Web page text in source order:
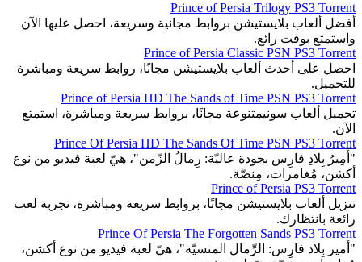
Prince of Persia Trilogy PS3 Torrent
أفضل ألعاب بلايستيشن بروابط مجانية وسريعة، احصل عليها الآن
واستمتع بوقت رائع.
Prince of Persia Classic PSN PS3 Torrent
احصل على أحدث ألعاب بلايستيشن مجانًا، روابط سريعة ومباشرة
للتحميل.
Prince of Persia HD The Sands of Time PSN PS3 Torrent
تحميل ألعاب سونيمتنوعة مجانًا، بروابط سريعة ومباشرة، استمتع
الآن.
Prince Of Persia HD The Sands Of Time PSN PS3 Torrent
"أَمِيرُ بِلادِ فارِس بجودة عاليّة: رِمالُ الزّمن"، هيّ لعبة فيديو من نوع
أكشن، مُغامرات، مِنصَّة.
Prince of Persia PS3 Torrent
تنزيل ألعاب بلايستيشن مجانًا، بروابط سريعة ومباشرة، تجربة لعب
رائعة بانتظارك.
Prince Of Persia The Forgotten Sands PS3 Torrent
"أمير بِلاد فارِس: الرِّمال المنسيّة"، هيّ لعبة فيديو من نوع أكشن،